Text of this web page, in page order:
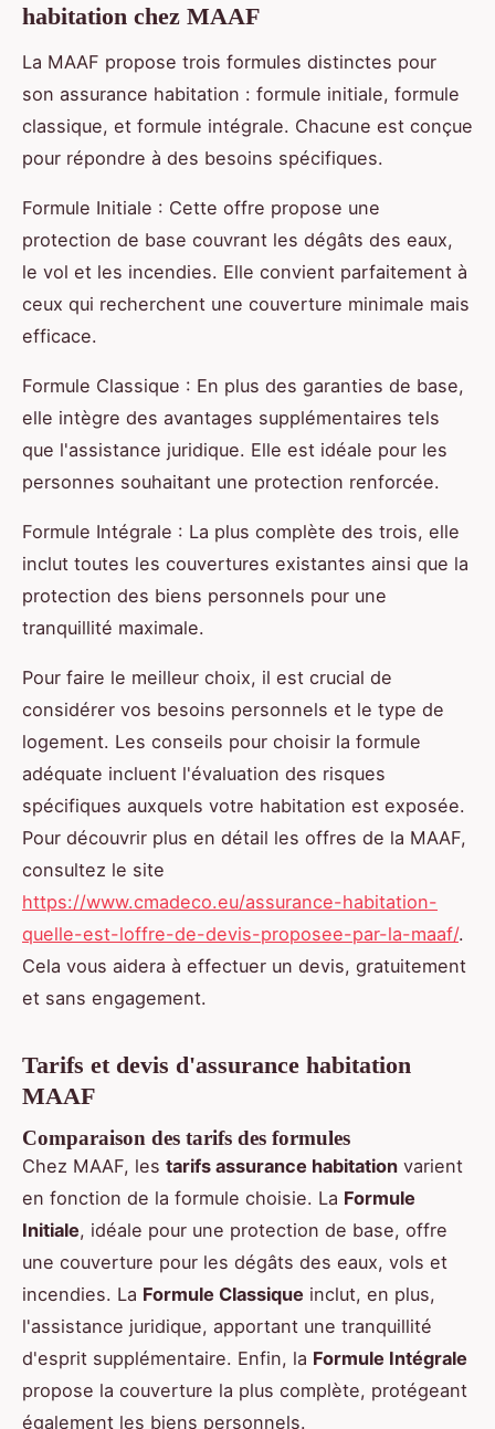
habitation chez MAAF
La MAAF propose trois formules distinctes pour
son assurance habitation : formule initiale, formule
classique, et formule intégrale. Chacune est conçue
pour répondre à des besoins spécifiques.
Formule Initiale : Cette offre propose une
protection de base couvrant les dégâts des eaux,
le vol et les incendies. Elle convient parfaitement à
ceux qui recherchent une couverture minimale mais
efficace.
Formule Classique : En plus des garanties de base,
elle intègre des avantages supplémentaires tels
que l'assistance juridique. Elle est idéale pour les
personnes souhaitant une protection renforcée.
Formule Intégrale : La plus complète des trois, elle
inclut toutes les couvertures existantes ainsi que la
protection des biens personnels pour une
tranquillité maximale.
Pour faire le meilleur choix, il est crucial de
considérer vos besoins personnels et le type de
logement. Les conseils pour choisir la formule
adéquate incluent l'évaluation des risques
spécifiques auxquels votre habitation est exposée.
Pour découvrir plus en détail les offres de la MAAF,
consultez le site
https://www.cmadeco.eu/assurance-habitation-
quelle-est-loffre-de-devis-proposee-par-la-maaf/.
Cela vous aidera à effectuer un devis, gratuitement
et sans engagement.
Tarifs et devis d'assurance habitation
MAAF
Comparaison des tarifs des formules
Chez MAAF, les tarifs assurance habitation varient
en fonction de la formule choisie. La Formule
Initiale, idéale pour une protection de base, offre
une couverture pour les dégâts des eaux, vols et
incendies. La Formule Classique inclut, en plus,
l'assistance juridique, apportant une tranquillité
d'esprit supplémentaire. Enfin, la Formule Intégrale
propose la couverture la plus complète, protégeant
également les biens personnels.